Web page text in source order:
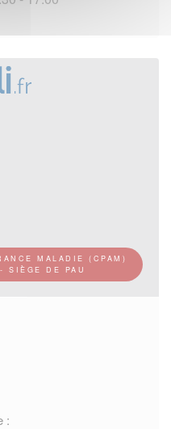
MALADIE (CPAM)
SIÈGE DE PAU
: